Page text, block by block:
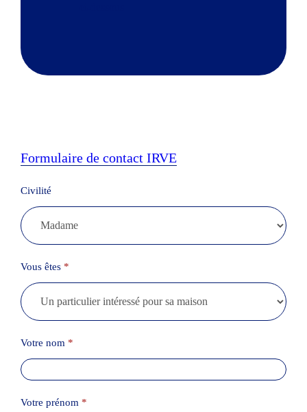
Formulaire de contact IRVE
Demande
renseignements
IRVE
Civilité
Vous êtes *
Votre nom *
Votre prénom *